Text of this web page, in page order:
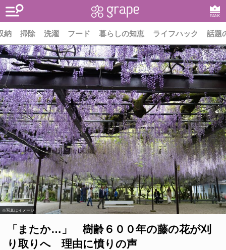
RANK
納 掃除 洗濯 フード 暮らしの知恵 ライフハック 話題
※写真はイメージ
「またか…」 樹齢６００年の藤の花が刈
り取りへ 理由に憤りの声